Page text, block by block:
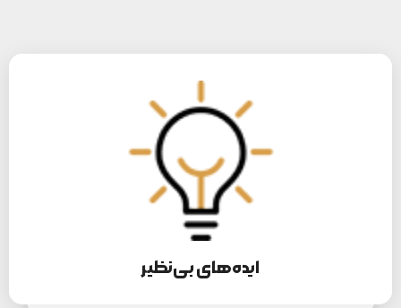
ایده‌های بی‌نظیر
ایده‌های بی‌نظیر
لورم ایپسوم متن ساختگی با تولید سادگی نامفهوم از صنعت چاپ و
با استفاده از طراحان گرافیک است.
اطلاعات بیشتر